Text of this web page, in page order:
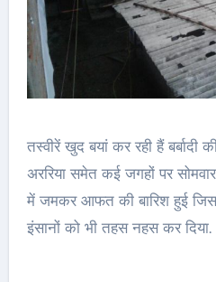
तस्वीरें खुद बयां कर रही हैं बर्बादी
अररिया समेत कई जगहों पर
में जमकर आफत की बारिश हुई
इंसानों को भी तहस नहस कर दिया.